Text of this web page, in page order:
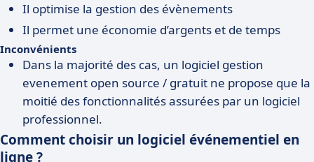
Il optimise la gestion des évènements
Il permet une économie d’argents et de temps
Inconvénients
Dans la majorité des cas, un logiciel gestion
evenement open source / gratuit ne propose que la
moitié des fonctionnalités assurées par un logiciel
professionnel.
Comment choisir un logiciel événementiel en
ligne ?